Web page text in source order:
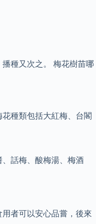
種又次之。 梅花樹苗哪
種類包括大紅梅、台閣
話梅、酸梅湯、梅酒
者可以安心品嘗，後來